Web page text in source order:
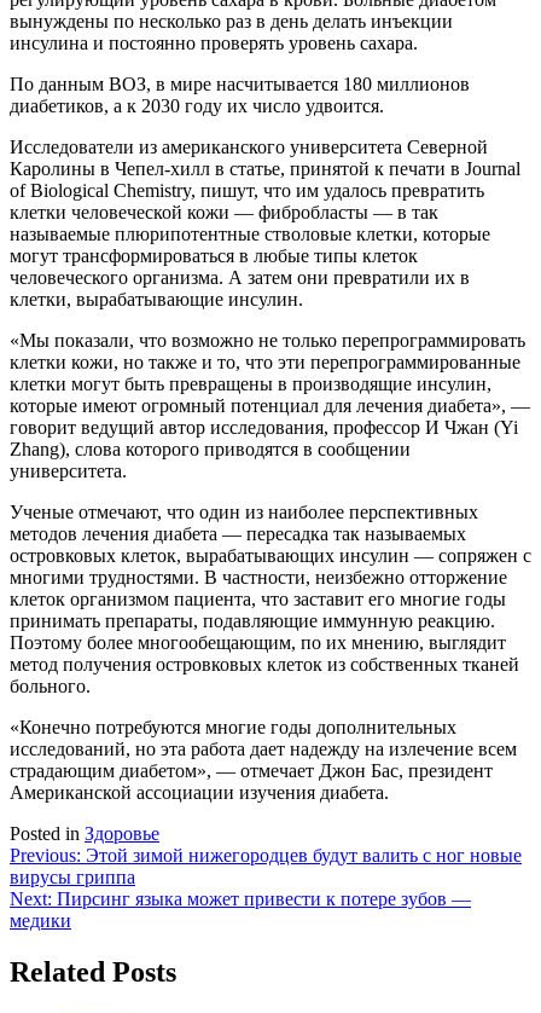
вынуждены по несколько раз в день делать инъекции
инсулина и постоянно проверять уровень сахара.
По данным ВОЗ, в мире насчитывается 180 миллионов
диабетиков, а к 2030 году их число удвоится.
Исследователи из американского университета Северной
Каролины в Чепел-хилл в статье, принятой к печати в Journal
of Biological Chemistry, пишут, что им удалось превратить
клетки человеческой кожи — фибробласты — в так
называемые плюрипотентные стволовые клетки, которые
могут трансформироваться в любые типы клеток
человеческого организма. А затем они превратили их в
клетки, вырабатывающие инсулин.
«Мы показали, что возможно не только перепрограммировать
клетки кожи, но также и то, что эти перепрограммированные
клетки могут быть превращены в производящие инсулин,
которые имеют огромный потенциал для лечения диабета», —
говорит ведущий автор исследования, профессор И Чжан (Yi
Zhang), слова которого приводятся в сообщении
университета.
Ученые отмечают, что один из наиболее перспективных
методов лечения диабета — пересадка так называемых
островковых клеток, вырабатывающих инсулин — сопряжен с
многими трудностями. В частности, неизбежно отторжение
клеток организмом пациента, что заставит его многие годы
принимать препараты, подавляющие иммунную реакцию.
Поэтому более многообещающим, по их мнению, выглядит
метод получения островковых клеток из собственных тканей
больного.
«Конечно потребуются многие годы дополнительных
исследований, но эта работа дает надежду на излечение всем
страдающим диабетом», — отмечает Джон Бас, президент
Американской ассоциации изучения диабета.
Posted in Здоровье
Навигация
по
записям
Previous: Этой зимой нижегородцев будут валить с ног новые
вирусы гриппа
Next: Пирсинг языка может привести к потере зубов —
медики
Related Posts